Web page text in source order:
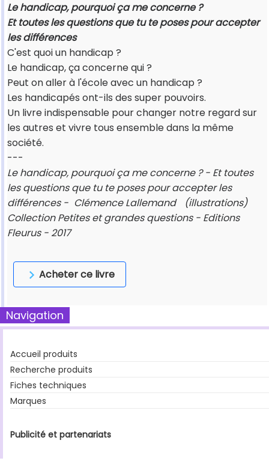
Le handicap, pourquoi ça me concerne ?
Et toutes les questions que tu te poses pour accepter
les différences
C'est quoi un handicap ?
Le handicap, ça concerne qui ?
Peut on aller à l'école avec un handicap ?
Les handicapés ont-ils des super pouvoirs.
Un livre indispensable pour changer notre regard sur
les autres et vivre tous ensemble dans la même
société.
---
Le handicap, pourquoi ça me concerne ? - Et toutes
les questions que tu te poses pour accepter les
différences - Clémence Lallemand
(illustrations)
Collection Petites et grandes questions - Editions
Fleurus - 2017
Acheter ce livre
Navigation
Accueil produits
Recherche produits
Fiches techniques
Marques
Publicité et partenariats